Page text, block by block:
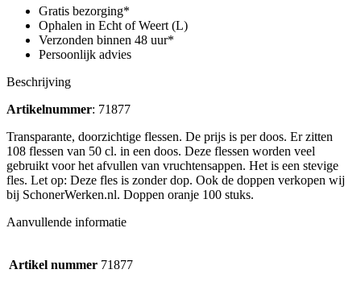
Gratis bezorging*
Ophalen in Echt of Weert (L)
Verzonden binnen 48 uur*
Persoonlijk advies
Beschrijving
Artikelnummer: 71877
Transparante, doorzichtige flessen. De prijs is per doos. Er zitten
108 flessen van 50 cl. in een doos. Deze flessen worden veel
gebruikt voor het afvullen van vruchtensappen. Het is een stevige
fles. Let op: Deze fles is zonder dop. Ook de doppen verkopen wij
bij SchonerWerken.nl. Doppen oranje 100 stuks.
Aanvullende informatie
Artikel nummer 71877